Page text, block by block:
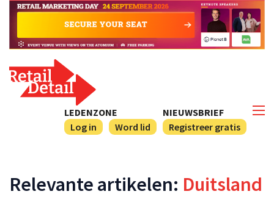
NIEUWSBRIEF
Registreer gratis
LEDENZONE
Log in
Word lid
Relevante artikelen: Duitsland